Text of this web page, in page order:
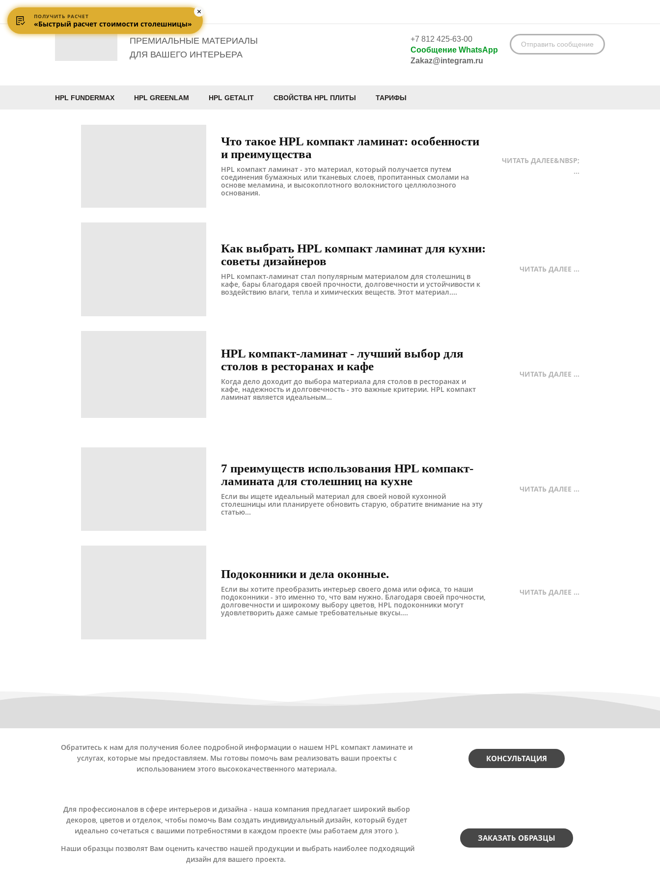
Доставка
ПРЕМИАЛЬНЫЕ МАТЕРИАЛЫ
ДЛЯ ВАШЕГО ИНТЕРЬЕРА
+7 812 425-63-00
Сообщение WhatsApp
Zakaz@integram.ru
Отправить сообщение
HPL FUNDERMAX HPL GREENLAM HPL GETALIT СВОЙСТВА HPL ПЛИТЫ ТАРИФЫ
Что такое HPL компакт ламинат: особенности
и преимущества
HPL компакт ламинат - это материал, который получается путем
соединения бумажных или тканевых слоев, пропитанных смолами на
основе меламина, и высокоплотного волокнистого целлюлозного
основания.
ЧИТАТЬ ДАЛЕЕ&NBSP;
...
Как выбрать HPL компакт ламинат для кухни:
советы дизайнеров
HPL компакт-ламинат стал популярным материалом для столешниц в
кафе, бары благодаря своей прочности, долговечности и устойчивости к
воздействию влаги, тепла и химических веществ. Этот материал....
ЧИТАТЬ ДАЛЕЕ ...
HPL компакт-ламинат - лучший выбор для
столов в ресторанах и кафе
Когда дело доходит до выбора материала для столов в ресторанах и
кафе, надежность и долговечность - это важные критерии. HPL компакт
ламинат является идеальным...
ЧИТАТЬ ДАЛЕЕ ...
7 преимуществ использования HPL компакт-
ламината для столешниц на кухне
Если вы ищете идеальный материал для своей новой кухонной
столешницы или планируете обновить старую, обратите внимание на эту
статью...
ЧИТАТЬ ДАЛЕЕ ...
Подоконники и дела оконные.
Если вы хотите преобразить интерьер своего дома или офиса, то наши
подоконники - это именно то, что вам нужно. Благодаря своей прочности,
долговечности и широкому выбору цветов, HPL подоконники могут
удовлетворить даже самые требовательные вкусы....
ЧИТАТЬ ДАЛЕЕ ...
Обратитесь к нам для получения более подробной информации о нашем HPL компакт ламинате и
услугах, которые мы предоставляем. Мы готовы помочь вам реализовать ваши проекты с
использованием этого высококачественного материала.
КОНСУЛЬТАЦИЯ
Для профессионалов в сфере интерьеров и дизайна - наша компания предлагает широкий выбор
декоров, цветов и отделок, чтобы помочь Вам создать индивидуальный дизайн, который будет
идеально сочетаться с вашими потребностями в каждом проекте (мы работаем для этого ).
Наши образцы позволят Вам оценить качество нашей продукции и выбрать наиболее подходящий
дизайн для вашего проекта.
ЗАКАЗАТЬ ОБРАЗЦЫ
ПОЛУЧИТЬ РАСЧЕТ
«Быстрый расчет стоимости столешницы»